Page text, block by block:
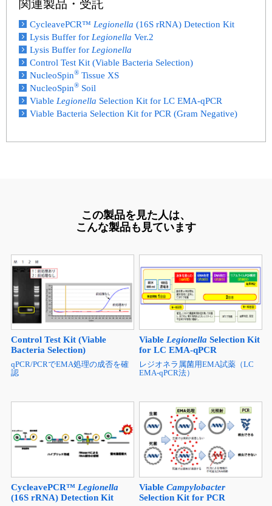
関連製品・受託
CycleavePCR™ Legionella (16S rRNA) Detection Kit
Lysis Buffer for Legionella Ver.2
Lysis Buffer for Legionella
Control Test Kit (Viable Bacteria Selection)
NucleoSpin® Tissue XS
NucleoSpin® Soil
Viable Legionella Selection Kit for LC EMA-qPCR
Viable Bacteria Selection Kit for PCR (Gram Negative)
この製品を見た人は、
こんな製品も見ています
Control Test Kit (Viable
Bacteria Selection)
qPCR/PCRでEMA処理の成否を確
認
Viable Legionella Selection Kit
for LC EMA-qPCR
レジオネラ属菌用EMA試薬（LC
EMA-qPCR法）
CycleavePCR™ Legionella
(16S rRNA) Detection Kit
Viable Campylobacter
Selection Kit for PCR